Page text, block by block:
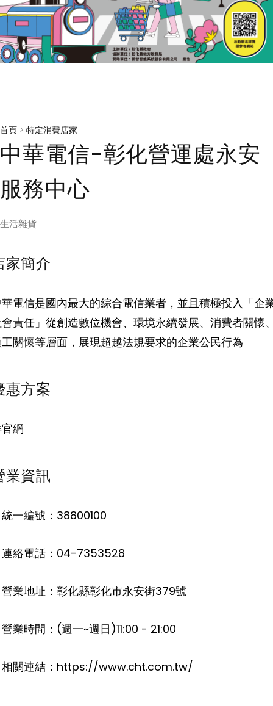
首頁 > 特定消費店家
中華電信-彰化營運處永安
服務中心
生活雜貨
家簡介
電信是國內最大的綜合電信業者，並且積極投入「企
責任」從創造數位機會、環境永續發展、消費者關懷
關懷等層面，展現超越法規要求的企業公民行為
惠方案
網
業資訊
一編號：38800100
絡電話：04-7353528
業地址：彰化縣彰化市永安街379號
業時間：(週一~週日)11:00 - 21:00
相關連結：https://www.cht.com.tw/